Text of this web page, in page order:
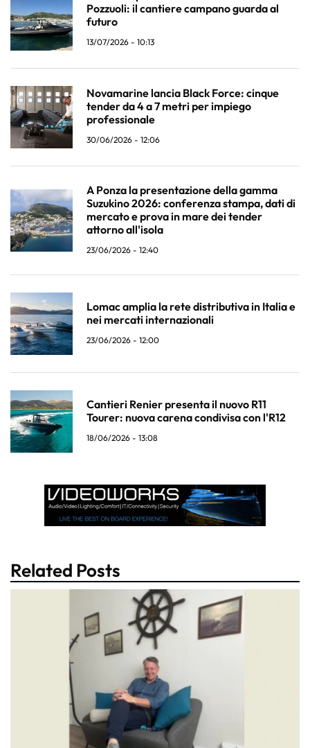
Pozzuoli: il cantiere campano guarda al
futuro
13/07/2026 - 10:13
Novamarine lancia Black Force: cinque
tender da 4 a 7 metri per impiego
professionale
30/06/2026 - 12:06
A Ponza la presentazione della gamma
Suzukino 2026: conferenza stampa, dati di
mercato e prova in mare dei tender
attorno all'isola
23/06/2026 - 12:40
Lomac amplia la rete distributiva in Italia e
nei mercati internazionali
23/06/2026 - 12:00
Cantieri Renier presenta il nuovo R11
Tourer: nuova carena condivisa con l'R12
18/06/2026 - 13:08
Related Posts